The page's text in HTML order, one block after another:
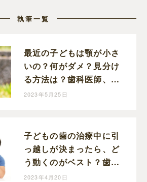
執筆一覧
最近の子どもは顎が小さ
いの？何がダメ？見分け
る方法は？歯科医師、藤
本先生に伺いました！
2023年5月25日
子どもの歯の治療中に引
っ越しが決まったら、ど
う動くのがベスト？歯科
医師、藤本先生に伺いま
2023年4月20日